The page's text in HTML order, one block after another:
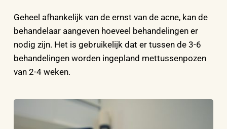
Geheel afhankelijk van de ernst van de acne, kan de
behandelaar aangeven hoeveel behandelingen er
nodig zijn. Het is gebruikelijk dat er tussen de 3-6
behandelingen worden ingepland mettussenpozen
van 2-4 weken.